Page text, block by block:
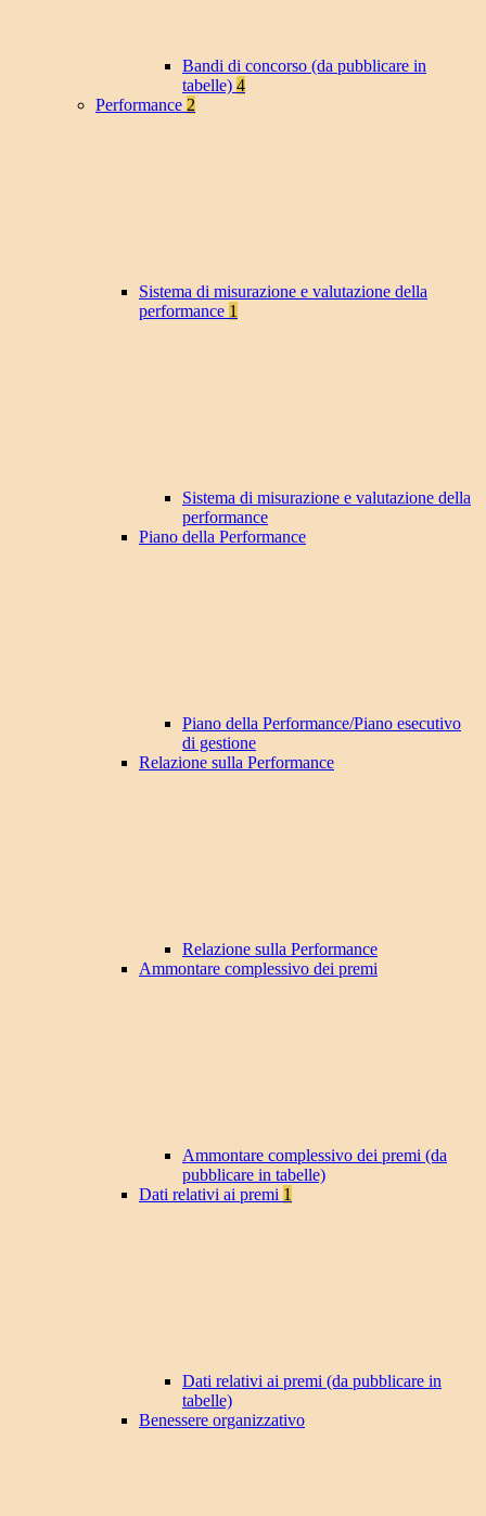
Bandi di concorso (da pubblicare in
tabelle) 4
Performance 2
Sistema di misurazione e valutazione della
performance 1
Sistema di misurazione e valutazione della
performance
Piano della Performance
Piano della Performance/Piano esecutivo
di gestione
Relazione sulla Performance
Relazione sulla Performance
Ammontare complessivo dei premi
Ammontare complessivo dei premi (da
pubblicare in tabelle)
Dati relativi ai premi 1
Dati relativi ai premi (da pubblicare in
tabelle)
Benessere organizzativo